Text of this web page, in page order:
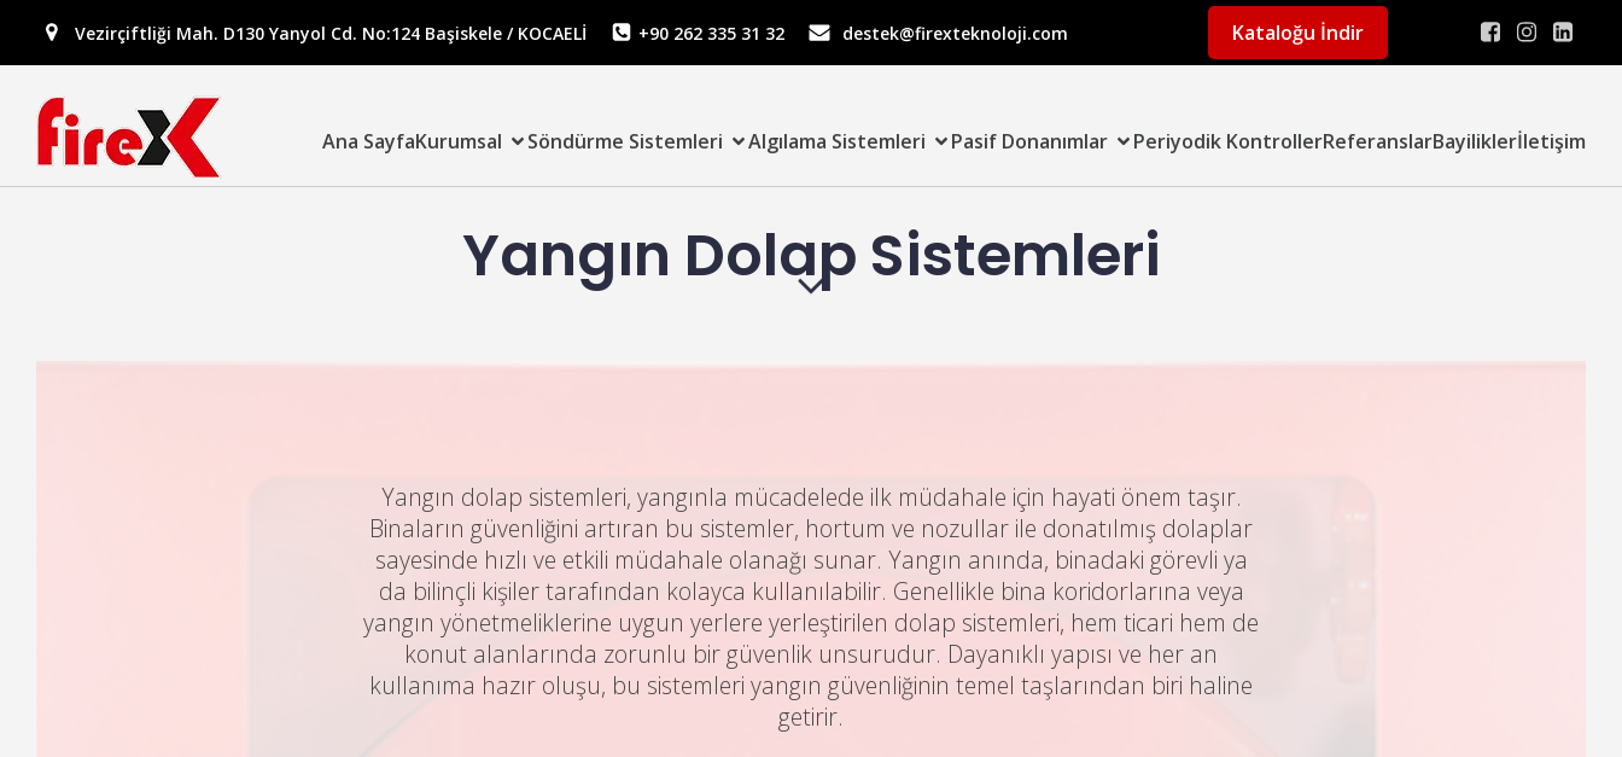
Vezirçiftliği Mah. D130 Yanyol Cd. No:124 Başiskele / KOCAELİ +90 262 335 31 32 destek@firexteknoloji.com Kataloğu İndir
Ana SayfaKurumsal Söndürme Sistemleri Algılama Sistemleri Pasif Donanımlar Periyodik KontrollerReferanslarBayiliklerİletişim
Yangın Dolap Sistemleri
Yangın dolap sistemleri, yangınla mücadelede ilk müdahale için hayati önem taşır.
Binaların güvenliğini artıran bu sistemler, hortum ve nozullar ile donatılmış dolaplar
sayesinde hızlı ve etkili müdahale olanağı sunar. Yangın anında, binadaki görevli ya
da bilinçli kişiler tarafından kolayca kullanılabilir. Genellikle bina koridorlarına veya
yangın yönetmeliklerine uygun yerlere yerleştirilen dolap sistemleri, hem ticari hem de
konut alanlarında zorunlu bir güvenlik unsurudur. Dayanıklı yapısı ve her an
kullanıma hazır oluşu, bu sistemleri yangın güvenliğinin temel taşlarından biri haline
getirir.